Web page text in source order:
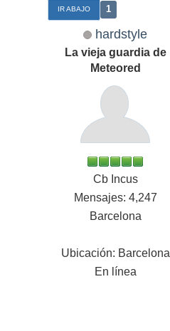
IR ABAJO 1
hardstyle
La vieja guardia de
Meteored
Cb Incus
Mensajes: 4,247
Barcelona
Ubicación: Barcelona
En línea